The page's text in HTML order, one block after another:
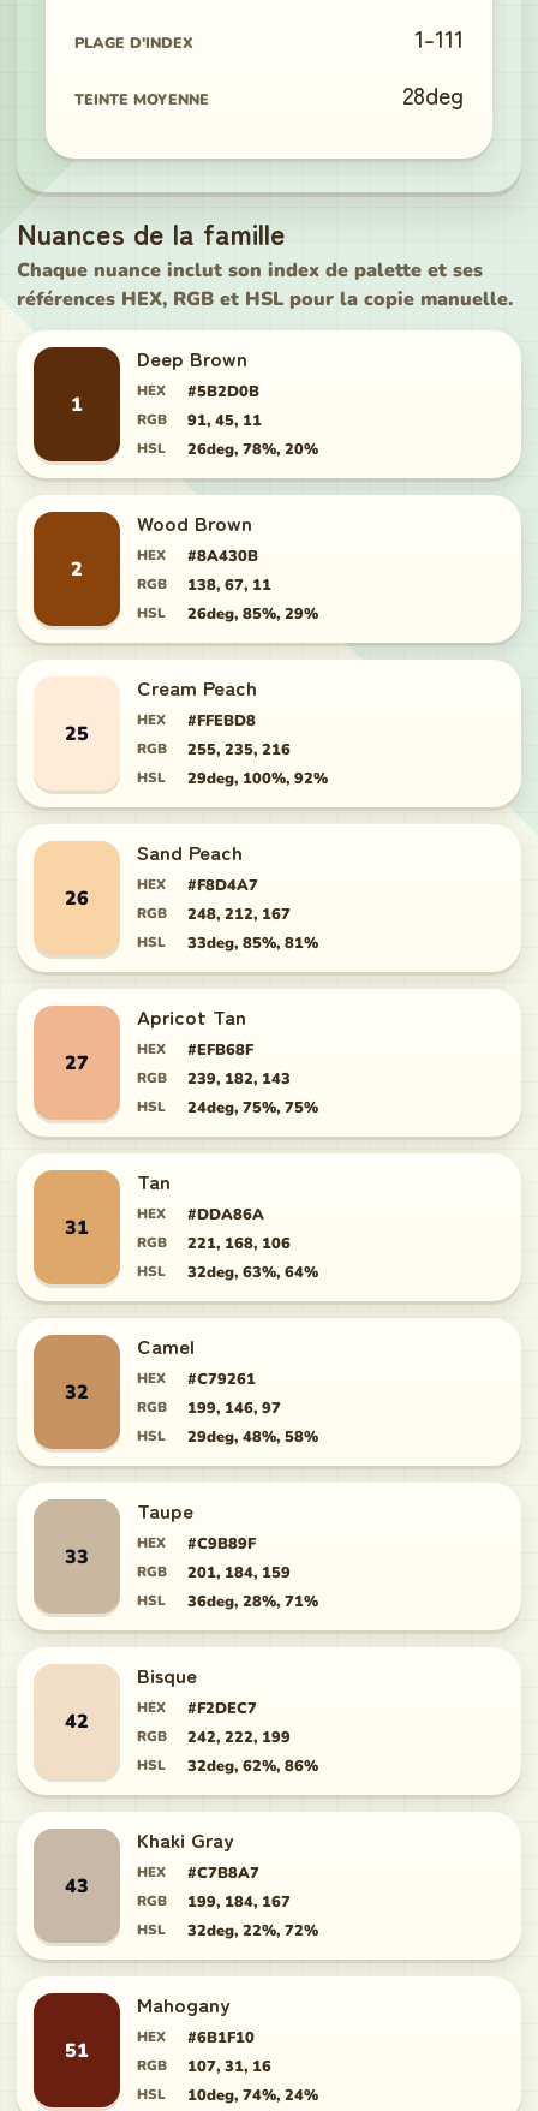
PLAGE D'INDEX 1-111
TEINTE MOYENNE 28deg
Nuances de la famille
Chaque nuance inclut son index de palette et ses
références HEX, RGB et HSL pour la copie manuelle.
1
Deep Brown
HEX #5B2D0B
RGB 91, 45, 11
HSL 26deg, 78%, 20%
2
Wood Brown
HEX #8A430B
RGB 138, 67, 11
HSL 26deg, 85%, 29%
25
Cream Peach
HEX #FFEBD8
RGB 255, 235, 216
HSL 29deg, 100%, 92%
26
Sand Peach
HEX #F8D4A7
RGB 248, 212, 167
HSL 33deg, 85%, 81%
27
Apricot Tan
HEX #EFB68F
RGB 239, 182, 143
HSL 24deg, 75%, 75%
31
Tan
HEX #DDA86A
RGB 221, 168, 106
HSL 32deg, 63%, 64%
32
Camel
HEX #C79261
RGB 199, 146, 97
HSL 29deg, 48%, 58%
33
Taupe
HEX #C9B89F
RGB 201, 184, 159
HSL 36deg, 28%, 71%
42
Bisque
HEX #F2DEC7
RGB 242, 222, 199
HSL 32deg, 62%, 86%
43
Khaki Gray
HEX #C7B8A7
RGB 199, 184, 167
HSL 32deg, 22%, 72%
51
Mahogany
HEX #6B1F10
RGB 107, 31, 16
HSL 10deg, 74%, 24%